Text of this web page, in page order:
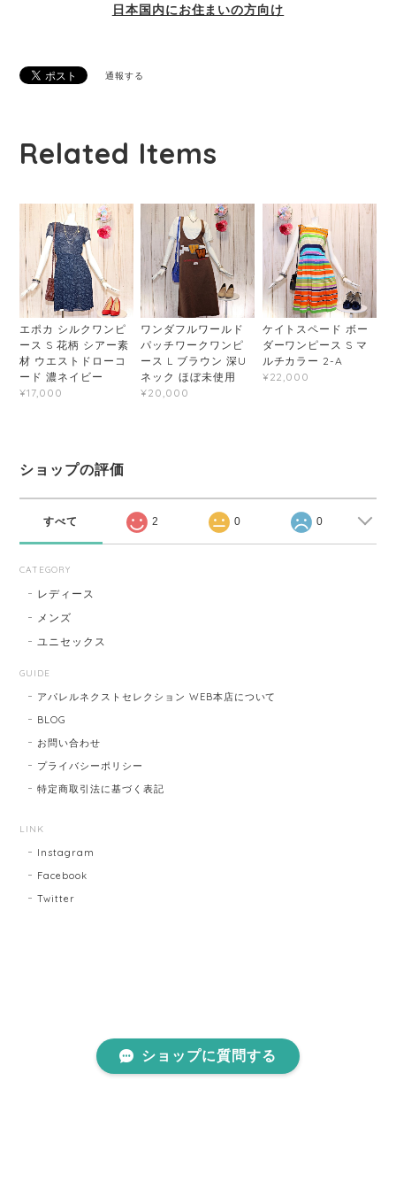
日本国内にお住まいの方向け
通報する
Related Items
エポカ シルクワンピ
ース S 花柄 シアー素
材 ウエストドローコ
ード 濃ネイビー
¥17,000
ワンダフルワールド
パッチワークワンピ
ース L ブラウン 深U
ネック ほぼ未使用
¥20,000
ケイトスペード ボー
ダーワンピース S マ
ルチカラー 2-A
¥22,000
ショップの評価
すべて 2 0 0
CATEGORY
レディース
メンズ
ユニセックス
GUIDE
アパレルネクストセレクション WEB本店について
BLOG
お問い合わせ
プライバシーポリシー
特定商取引法に基づく表記
LINK
Instagram
Facebook
Twitter
ショップに質問する